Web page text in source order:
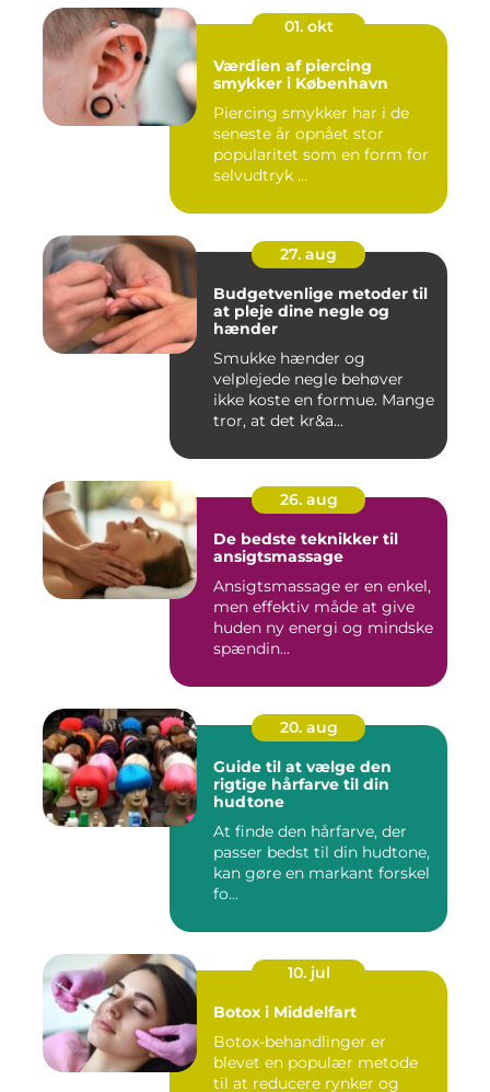
01. okt
Værdien af piercing
smykker i København
Piercing smykker har i de
seneste år opnået stor
popularitet som en form for
selvudtryk ...
27. aug
Budgetvenlige metoder til
at pleje dine negle og
hænder
Smukke hænder og
velplejede negle behøver
ikke koste en formue. Mange
tror, at det kr&a...
26. aug
De bedste teknikker til
ansigtsmassage
Ansigtsmassage er en enkel,
men effektiv måde at give
huden ny energi og mindske
spændin...
20. aug
Guide til at vælge den
rigtige hårfarve til din
hudtone
At finde den hårfarve, der
passer bedst til din hudtone,
kan gøre en markant forskel
fo...
10. jul
Botox i Middelfart
Botox-behandlinger er
blevet en populær metode
til at reducere rynker og